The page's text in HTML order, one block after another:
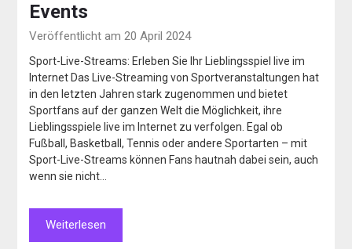
Events
Veröffentlicht am 20 April 2024
Sport-Live-Streams: Erleben Sie Ihr Lieblingsspiel live im
Internet Das Live-Streaming von Sportveranstaltungen hat
in den letzten Jahren stark zugenommen und bietet
Sportfans auf der ganzen Welt die Möglichkeit, ihre
Lieblingsspiele live im Internet zu verfolgen. Egal ob
Fußball, Basketball, Tennis oder andere Sportarten – mit
Sport-Live-Streams können Fans hautnah dabei sein, auch
wenn sie nicht…
Weiterlesen